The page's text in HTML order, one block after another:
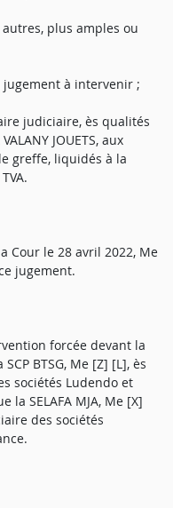
plus amples ou
à intervenir ;
judiciaire, ès qualités
JOUETS, aux
greffe, liquidés à la
Cour le 28 avril 2022, Me
jugement.
forcée devant la
BTSG, Me [Z] [L], ès
sociétés Ludendo et
la SELAFA MJA, Me [X]
des sociétés